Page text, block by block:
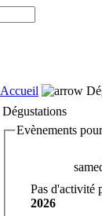
Accueil
Dégustations
Evènements
Pas d'activité
2026